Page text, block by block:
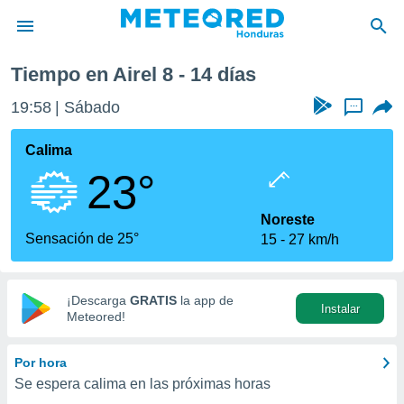
de
ha sido
calidad.
a este
las
y
digital
basada
Tiempo en Airel 8 - 14 días
19:58 Sábado ...
Calima
23°
Sensación de 25°
Noreste
15
27 km/h
¡Descarga GRATIS la app de
Meteored!
Instalar
Por hora
Se espera calima en las próximas horas